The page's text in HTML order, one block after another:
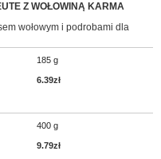
Z WOŁOWINĄ KARMA
wołowym i podrobami dla
185 g
6.39zł
400 g
9.79zł